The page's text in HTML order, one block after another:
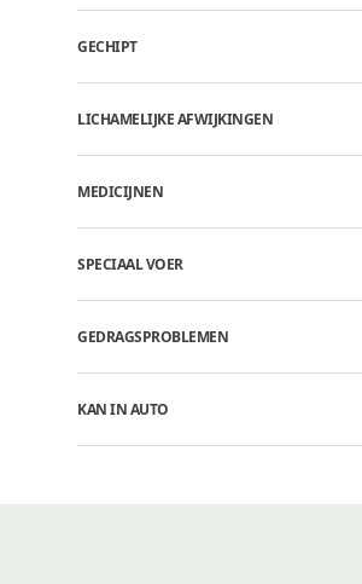
GECHIPT
LICHAMELIJKE AFWIJKINGEN
MEDICIJNEN
SPECIAAL VOER
GEDRAGSPROBLEMEN
KAN IN AUTO